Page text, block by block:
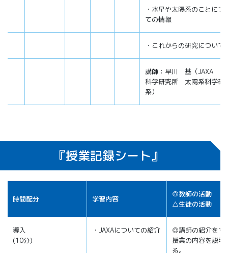
・水星や太陽系のことにつ
ての情報
・これからの研究について
講師：早川 基（JAXA 宇
科学研究所 太陽系科学研
系）
『授業記録シート』
時間配分 学習内容
◎教師の活動
△生徒の活動
導入
(10分)
・JAXAについての紹介
◎講師の紹介をす
授業の内容を説明
る。